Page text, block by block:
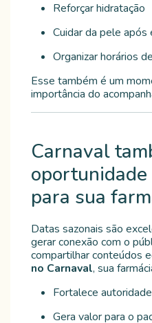
Reforçar hidratação
Cuidar da pele após
Organizar horários
Esse também é um
importância do
Carnaval
para sua
Datas sazonais são
gerar conexão com o
compartilhar conteúdos
no Carnaval, sua
Fortalece autoridade
Gera valor para o